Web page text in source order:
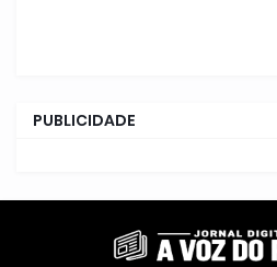
PUBLICIDADE